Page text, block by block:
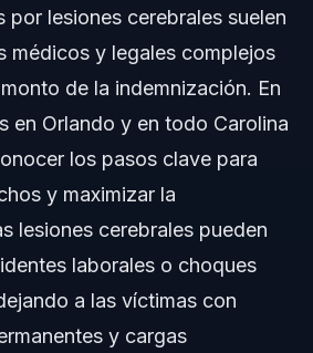
Reclamaciones por Lesiones
Presentar Su Reclamación
y Evidencia
Esperar en Su Caso
que Afectan Su
que Debe Evitar en
Lesión Cerebral
por lesiones cerebrales suelen
médicos y legales complejos
de la indemnización. En
en Orlando y en todo Carolina
los pasos clave para
y maximizar la
lesiones cerebrales pueden
laborales o choques
a las víctimas con
y cargas